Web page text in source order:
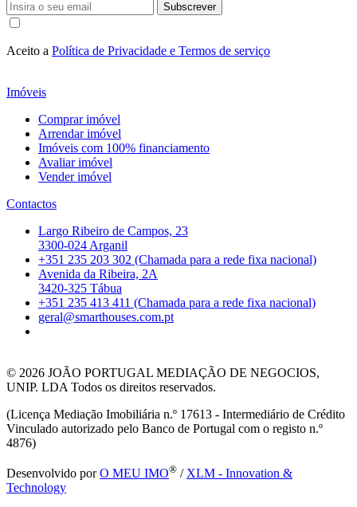
Subscrever
Aceito a Política de Privacidade e Termos de serviço
Imóveis
Comprar imóvel
Arrendar imóvel
Imóveis com 100% financiamento
Avaliar imóvel
Vender imóvel
Contactos
Largo Ribeiro de Campos, 23
3300-024 Arganil
+351 235 203 302 (Chamada para a rede fixa nacional)
Avenida da Ribeira, 2A
3420-325 Tábua
+351 235 413 411 (Chamada para a rede fixa nacional)
geral@smarthouses.com.pt
© 2026 JOÃO PORTUGAL MEDIAÇÃO DE NEGOCIOS,
UNIP. LDA Todos os direitos reservados.
(Licença Mediação Imobiliária n.º 17613 - Intermediário de Crédito
Vinculado autorizado pelo Banco de Portugal com o registo n.º
4876)
Desenvolvido porO MEU IMO® / XLM - Innovation &
Technology